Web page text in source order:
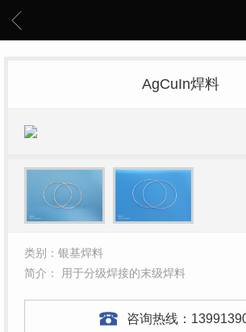
AgCuIn焊料
类别：银基焊料
简介： 用于分级焊接的末级焊料
咨询热线：